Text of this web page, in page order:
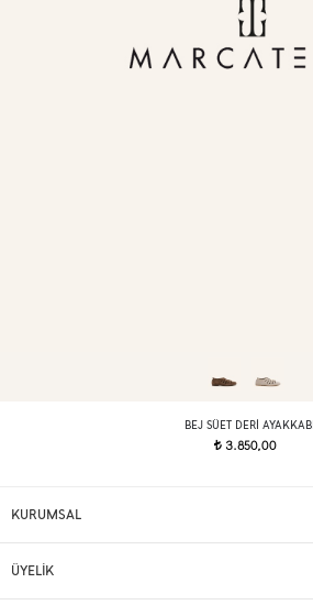
BEJ SÜET DERI AYAKKABI
t3.850,00
KURUMSAL
ÜYELİK